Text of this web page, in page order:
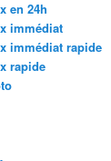
en 24h
immédiat
immédiat rapide
rapide